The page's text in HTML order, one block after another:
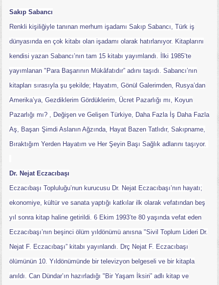
Sakıp Sabancı
Renkli kişiliğiyle tanınan merhum işadamı Sakıp Sabancı, Türk iş
dünyasında en çok kitabı olan işadamı olarak hatırlanıyor. Kitaplarını
kendisi yazan Sabancı’nın tam 15 kitabı yayımlandı. İlki 1985’te
yayımlanan "Para Başarının Mükâfatıdır” adını taşıdı. Sabancı’nın
kitapları sırasıyla şu şekilde; Hayatım, Gönül Galerimden, Rusya’dan
Amerika’ya, Gezdiklerim Gördüklerim, Ücret Pazarlığı mı, Koyun
Pazarlığı mı? , Değişen ve Gelişen Türkiye, Daha Fazla İş Daha Fazla
Aş, Başarı Şimdi Aslanın Ağzında, Hayat Bazen Tatlıdır, Sakıpname,
Bıraktığım Yerden Hayatım ve Her Şeyin Başı Sağlık adlarını taşıyor.
Dr. Nejat Eczacıbaşı
Eczacıbaşı Topluluğu’nun kurucusu Dr. Nejat Eczacıbaşı’nın hayatı;
ekonomiye, kültür ve sanata yaptığı katkılar ilk olarak vefatından beş
yıl sonra kitap haline getirildi. 6 Ekim 1993’te 80 yaşında vefat eden
Eczacıbaşı’nın beşinci ölüm yıldönümü anısna "Sivil Toplum Lideri Dr.
Nejat F. Eczacıbaşı” kitabı yayınlandı. Drç Nejat F. Eczacıbaşı
ölümünün 10. Yıldönümünde bir televizyon belgeseli ve bir kitapla
anıldı. Can Dündar’ın hazırladığı "Bir Yaşam İksiri” adlı kitap ve